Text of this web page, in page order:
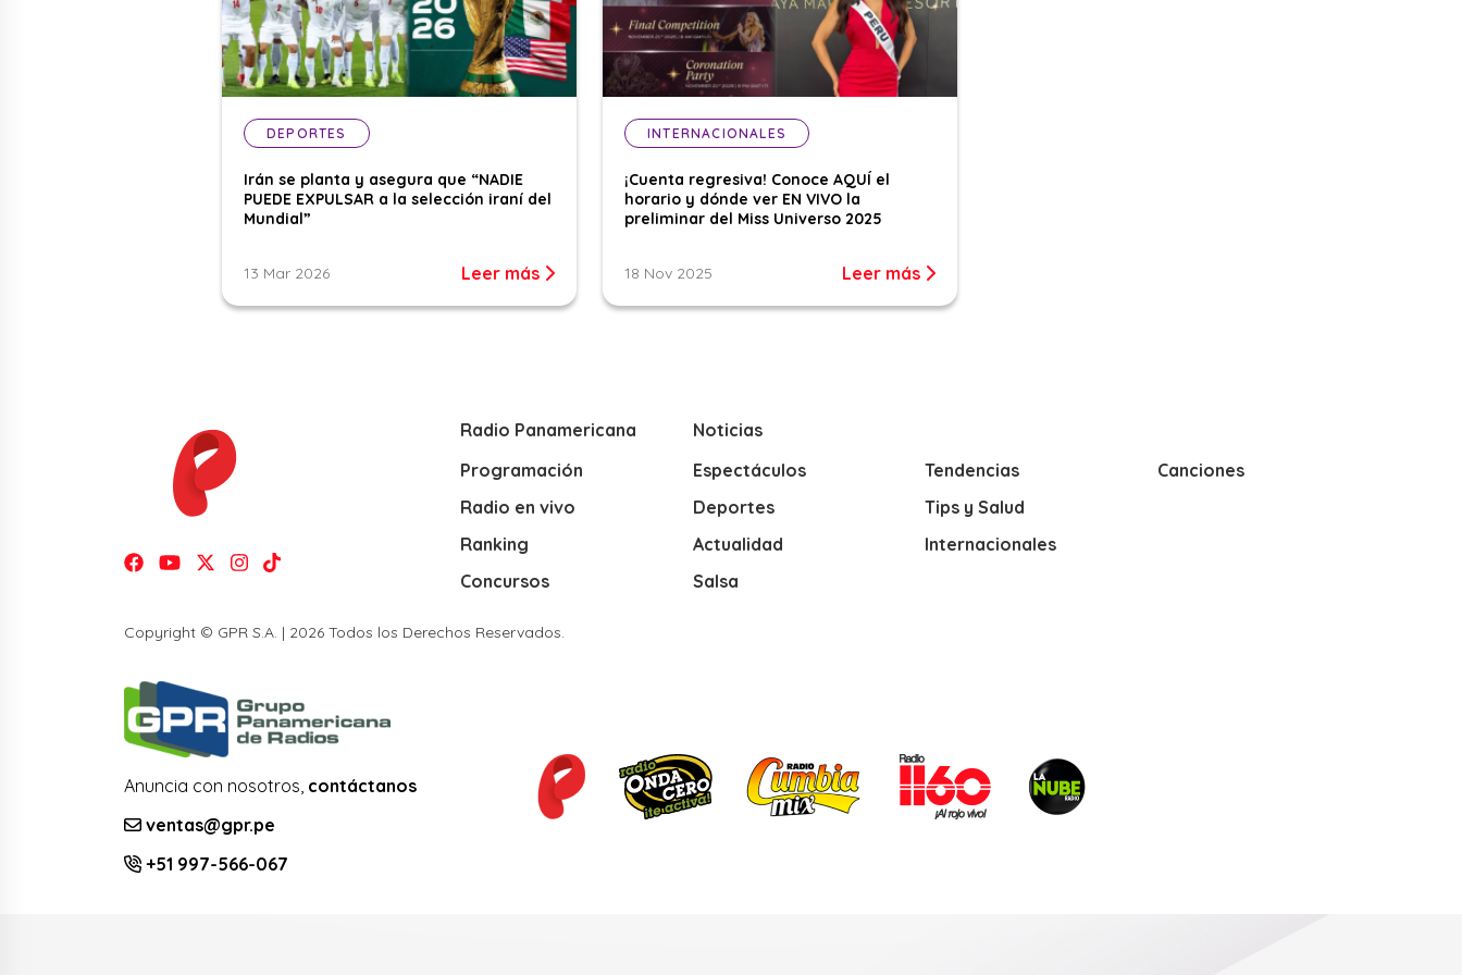
DEPORTES
Irán se planta y asegura que “NADIE
PUEDE EXPULSAR a la selección iraní del
Mundial”
13 Mar 2026 Leer más
INTERNACIONALES
¡Cuenta regresiva! Conoce AQUÍ el
horario y dónde ver EN VIVO la
preliminar del Miss Universo 2025
18 Nov 2025 Leer más
Radio Panamericana
Programación
Radio en vivo
Ranking
Concursos
Noticias
Espectáculos
Deportes
Actualidad
Salsa
Tendencias
Tips y Salud
Internacionales
Canciones
Copyright © GPR S.A. | 2026 Todos los Derechos Reservados.
Anuncia con nosotros, contáctanos
ventas@gpr.pe
+51 997-566-067